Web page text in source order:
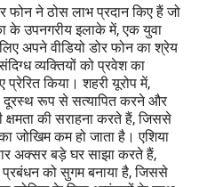
फोन ने ठोस लाभ प्रदान किए हैं जो
के उपनगरीय इलाके में, एक युवा
अपने वीडियो डोर फोन का श्रेय
व्यक्तियों को प्रवेश का
किया। शहरी यूरोप में,
दूरस्थ रूप से सत्यापित करने और
की सराहना करते हैं, जिससे
जोखिम कम हो जाता है। एशिया
अक्सर बड़े घर साझा करते हैं,
प्रबंधन को सुगम बनाया है, जिससे